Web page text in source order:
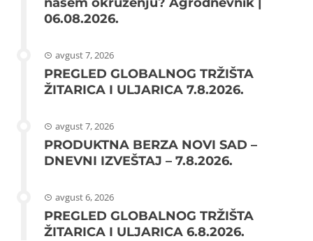
06.08.2026.
avgust 7, 2026
PREGLED GLOBALNOG TRŽIŠTA
ŽITARICA I ULJARICA 7.8.2026.
avgust 7, 2026
PRODUKTNA BERZA NOVI SAD –
DNEVNI IZVEŠTAJ – 7.8.2026.
avgust 6, 2026
PREGLED GLOBALNOG TRŽIŠTA
ŽITARICA I ULJARICA 6.8.2026.